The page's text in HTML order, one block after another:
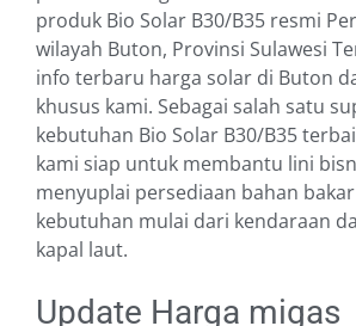
produk Bio Solar B30/B35 resmi
wilayah Buton, Provinsi Sulawesi
info terbaru harga solar di Buton
khusus kami. Sebagai salah satu
kebutuhan Bio Solar B30/B35
kami siap untuk membantu lini
menyuplai persediaan bahan
kebutuhan mulai dari kendaraan
kapal laut.
Update Harga migas